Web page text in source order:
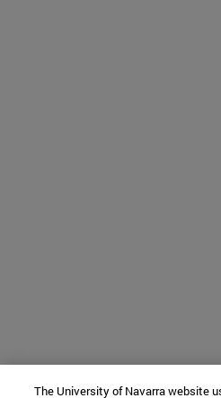
The University of Navarra website